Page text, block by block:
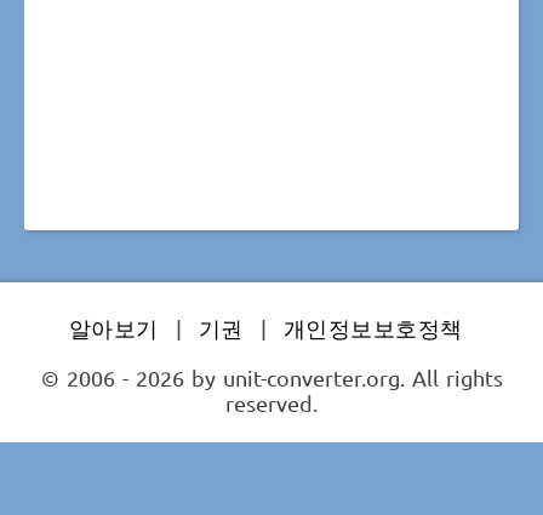
알아보기 | 기권 |
개인정보보호정책
© 2006 - 2026 by unit-converter.org. All rights
reserved.